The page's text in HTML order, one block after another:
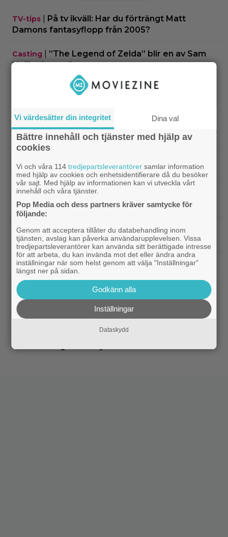
TV-tips
På tv ikväll: Har du förträngt Matt
Damons fantasyflopp från 2005?
Casting
”The Legend of Zelda” blir en av Sam
Neills sista roller
Arga föräldrar ringde ner Nintendo –
Nu vet vi vem som spelar
skurken Ganondorf i ”The Legend of Zelda”
baserad på älskad animerad serie
Casting |Från ”Heartstopper” till ”X-Men”? Kit
Connor kan bli nye Cyclops
Bioaktuellt|Nya svenska filmen kallas ”årets
charmigaste komedi” – nu på bio
DC|Tidernas 30 bästa superhjältefilmer listade
– ”The Dark Knight” på plats 3
Bioaktuellt|Elliot Page ”tappade andan” när han
läste manus till ”The Odyssey”
Ny trailer till ”Ramayana” visar upp
nästa maffiga fantasyfilm från Indien
Vi värdesätter din integritet Dina val
Bättre innehåll och tjänster med hjälp av
cookies
Vi och våra 114tredjepartsleverantörer samlar information
med hjälp av cookies och enhetsidentifierare då du besöker
vår sajt. Med hjälp av informationen kan vi utveckla vårt
innehåll och våra tjänster.
Pop Media och dess partners kräver samtycke för
följande:
Genom att acceptera tillåter du databehandling inom
tjänsten, avslag kan påverka användarupplevelsen. Vissa
tredjepartsleverantörer kan använda sitt berättigade intresse
för att arbeta, du kan invända mot det eller ändra andra
inställningar när som helst genom att välja "Inställningar"
längst ner på sidan.
Godkänn alla
Inställningar
Dataskydd